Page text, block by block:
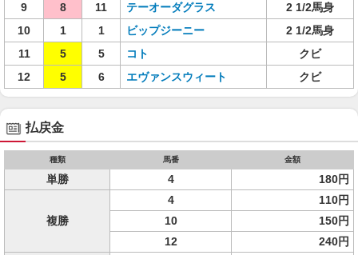
9
8 11 テーオーダグラス
2 1/2馬身
10
1 1 ビップジーニー
2 1/2馬身
11
5 5 コト
クビ
12
5 6 エヴァンスウィート クビ
払戻金
種類 馬番 金額
単勝 4 180円
複勝
4
110円
10
150円
12
240円